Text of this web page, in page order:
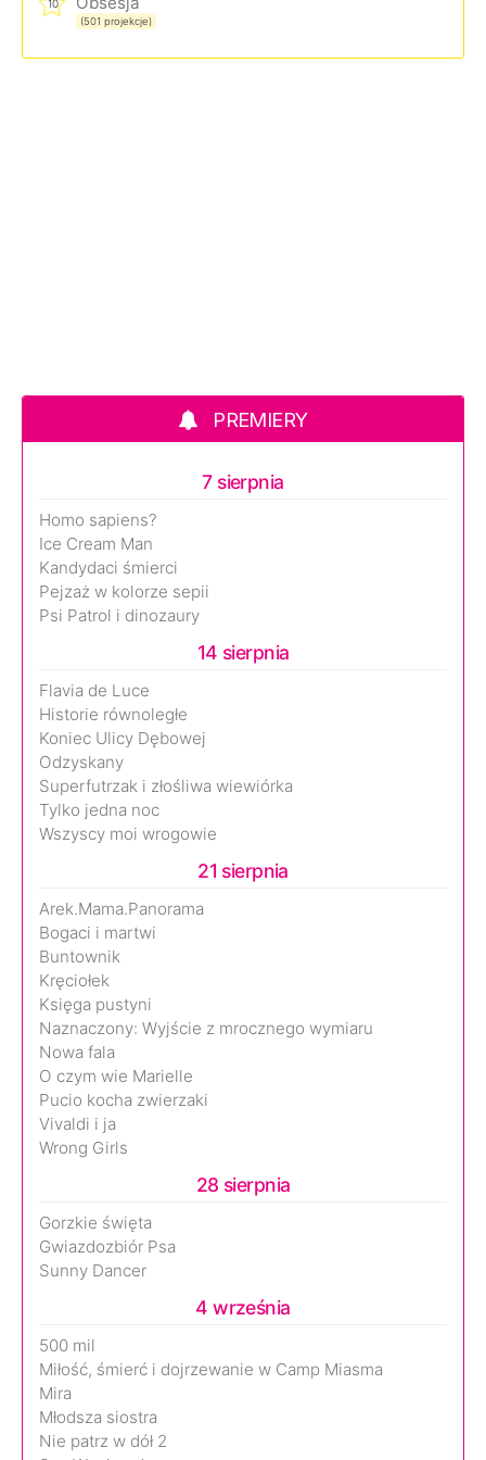
10
(501 projekcje)
PREMIERY
7 sierpnia
Homo sapiens?
Ice Cream Man
Kandydaci śmierci
Pejzaż w kolorze sepii
Psi Patrol i dinozaury
14 sierpnia
Flavia de Luce
Historie równoległe
Koniec Ulicy Dębowej
Odzyskany
Superfutrzak i złośliwa wiewiórka
Tylko jedna noc
Wszyscy moi wrogowie
21 sierpnia
Arek.Mama.Panorama
Bogaci i martwi
Buntownik
Kręciołek
Księga pustyni
Naznaczony: Wyjście z mrocznego wymiaru
Nowa fala
O czym wie Marielle
Pucio kocha zwierzaki
Vivaldi i ja
Wrong Girls
28 sierpnia
Gorzkie święta
Gwiazdozbiór Psa
Sunny Dancer
4 września
500 mil
Miłość, śmierć i dojrzewanie w Camp Miasma
Mira
Młodsza siostra
Nie patrz w dół 2